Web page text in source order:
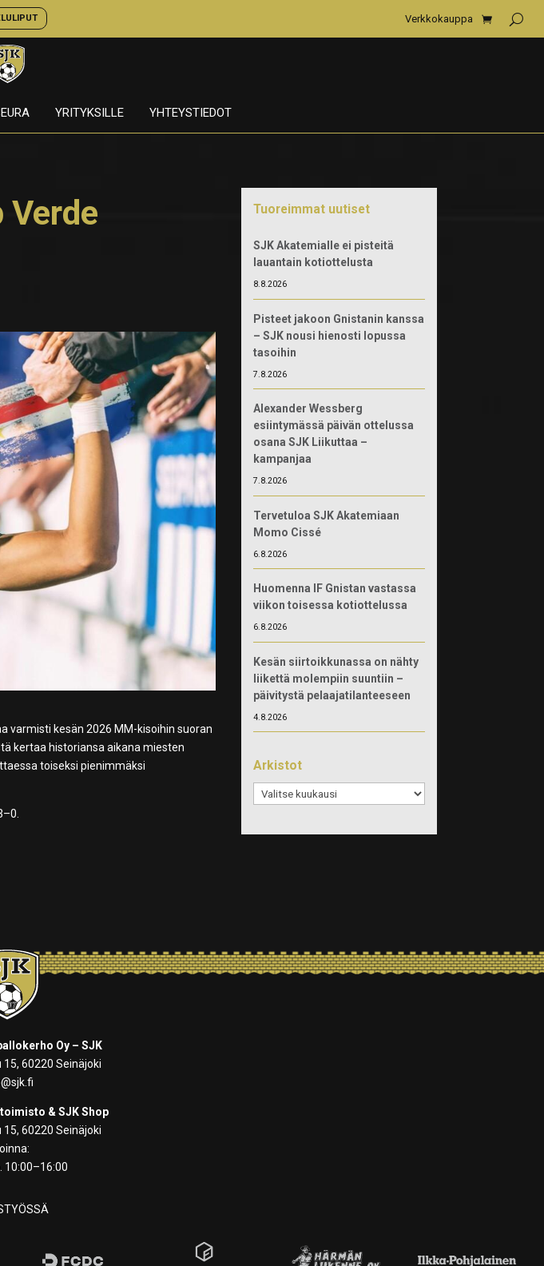
Verkkokauppa
YRITYKSILLE YHTEYSTIEDOT
Verde
varmisti kesän 2026 MM-kisoihin suoran
kertaa historiansa aikana miesten
toiseksi pienimmäksi
Tuoreimmat uutiset
SJK Akatemialle ei pisteitä
lauantain kotiottelusta
8.8.2026
Pisteet jakoon Gnistanin kanssa
– SJK nousi hienosti lopussa
tasoihin
7.8.2026
Alexander Wessberg
esiintymässä päivän ottelussa
osana SJK Liikuttaa –
kampanjaa
7.8.2026
Tervetuloa SJK Akatemiaan
Momo Cissé
6.8.2026
Huomenna IF Gnistan vastassa
viikon toisessa kotiottelussa
6.8.2026
Kesän siirtoikkunassa on nähty
liikettä molempiin suuntiin –
päivitystä pelaajatilanteeseen
4.8.2026
Arkistot
Arkistot
Oy – SJK
60220 Seinäjoki
& SJK Shop
60220 Seinäjoki
10:00–16:00